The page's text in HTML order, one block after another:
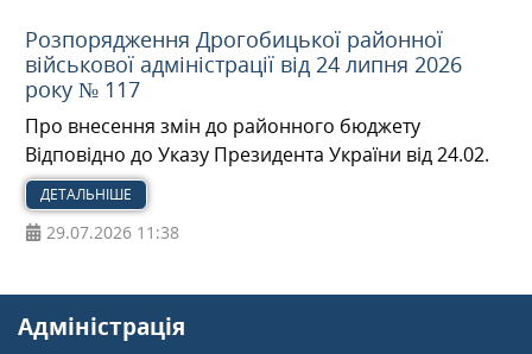
Розпорядження Дрогобицької районної
військової адміністрації від 24 липня 2026
року № 117
Про внесення змін до районного бюджету
Відповідно до Указу Президента України від 24.02.
ДЕТАЛЬНІШЕ
29.07.2026 11:38
Адміністрація